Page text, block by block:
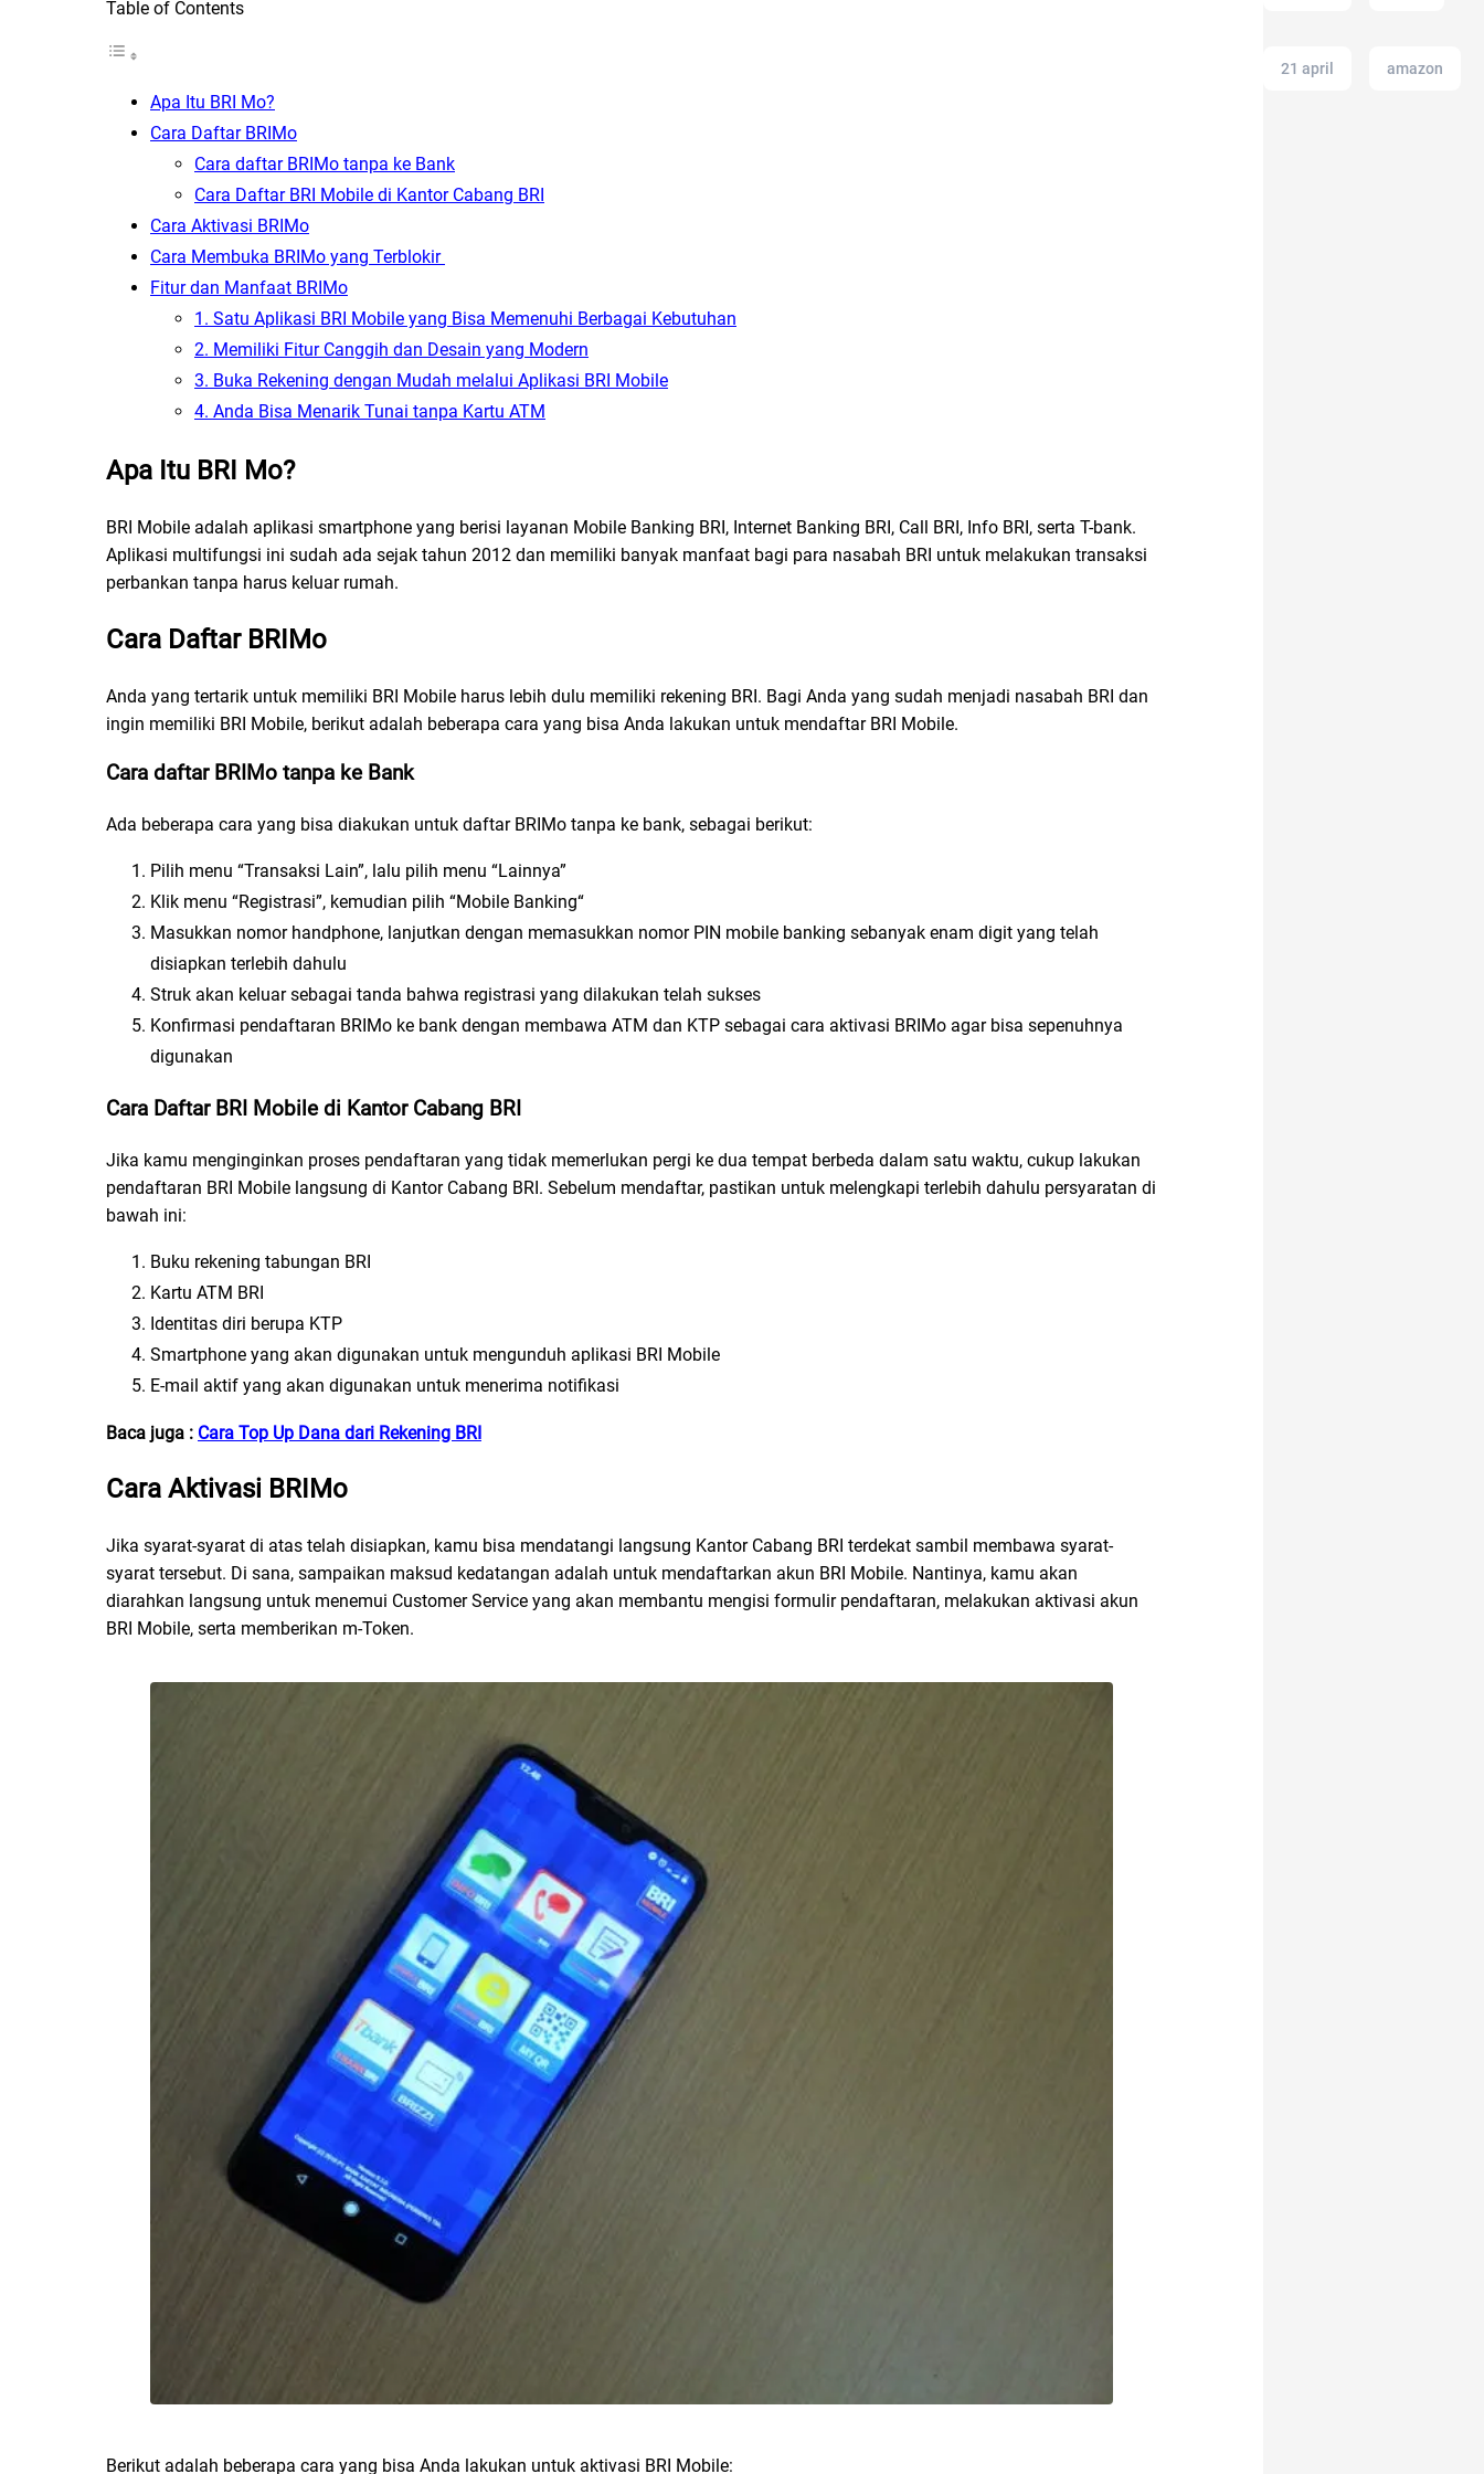
Table of Contents
Apa Itu BRI Mo?
Cara Daftar BRIMo
Cara daftar BRIMo tanpa ke Bank
Cara Daftar BRI Mobile di Kantor Cabang BRI
Cara Aktivasi BRIMo
Cara Membuka BRIMo yang Terblokir
Fitur dan Manfaat BRIMo
1. Satu Aplikasi BRI Mobile yang Bisa Memenuhi Berbagai Kebutuhan
2. Memiliki Fitur Canggih dan Desain yang Modern
3. Buka Rekening dengan Mudah melalui Aplikasi BRI Mobile
4. Anda Bisa Menarik Tunai tanpa Kartu ATM
Apa Itu BRI Mo?
BRI Mobile adalah aplikasi smartphone yang berisi layanan Mobile Banking BRI, Internet Banking BRI, Call BRI, Info BRI, serta T-bank.
Aplikasi multifungsi ini sudah ada sejak tahun 2012 dan memiliki banyak manfaat bagi para nasabah BRI untuk melakukan transaksi
perbankan tanpa harus keluar rumah.
Cara Daftar BRIMo
Anda yang tertarik untuk memiliki BRI Mobile harus lebih dulu memiliki rekening BRI. Bagi Anda yang sudah menjadi nasabah BRI dan
ingin memiliki BRI Mobile, berikut adalah beberapa cara yang bisa Anda lakukan untuk mendaftar BRI Mobile.
Cara daftar BRIMo tanpa ke Bank
Ada beberapa cara yang bisa diakukan untuk daftar BRIMo tanpa ke bank, sebagai berikut:
Pilih menu “Transaksi Lain”, lalu pilih menu “Lainnya”
Klik menu “Registrasi”, kemudian pilih “Mobile Banking“
Masukkan nomor handphone, lanjutkan dengan memasukkan nomor PIN mobile banking sebanyak enam digit yang telah
disiapkan terlebih dahulu
Struk akan keluar sebagai tanda bahwa registrasi yang dilakukan telah sukses
Konfirmasi pendaftaran BRIMo ke bank dengan membawa ATM dan KTP sebagai cara aktivasi BRIMo agar bisa sepenuhnya
digunakan
Cara Daftar BRI Mobile di Kantor Cabang BRI
Jika kamu menginginkan proses pendaftaran yang tidak memerlukan pergi ke dua tempat berbeda dalam satu waktu, cukup lakukan
pendaftaran BRI Mobile langsung di Kantor Cabang BRI. Sebelum mendaftar, pastikan untuk melengkapi terlebih dahulu persyaratan di
bawah ini:
Buku rekening tabungan BRI
Kartu ATM BRI
Identitas diri berupa KTP
Smartphone yang akan digunakan untuk mengunduh aplikasi BRI Mobile
E-mail aktif yang akan digunakan untuk menerima notifikasi
Baca juga : Cara Top Up Dana dari Rekening BRI
Cara Aktivasi BRIMo
Jika syarat-syarat di atas telah disiapkan, kamu bisa mendatangi langsung Kantor Cabang BRI terdekat sambil membawa syarat-
syarat tersebut. Di sana, sampaikan maksud kedatangan adalah untuk mendaftarkan akun BRI Mobile. Nantinya, kamu akan
diarahkan langsung untuk menemui Customer Service yang akan membantu mengisi formulir pendaftaran, melakukan aktivasi akun
BRI Mobile, serta memberikan m-Token.
Berikut adalah beberapa cara yang bisa Anda lakukan untuk aktivasi BRI Mobile:
21 april amazon